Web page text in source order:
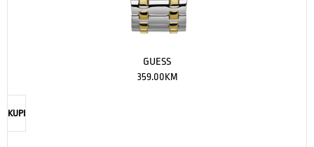
GUESS
359.00KM
KUPI